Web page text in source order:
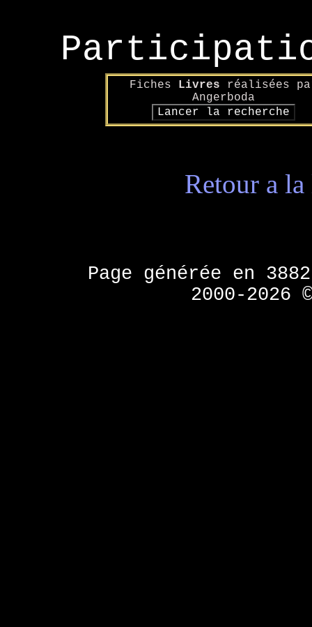
Fiches Livres réalisées
Angerboda
Retour a la
Page générée en
2000-2026